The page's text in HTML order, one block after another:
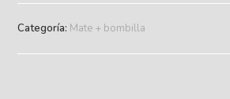
Categoría: Mate + bombilla